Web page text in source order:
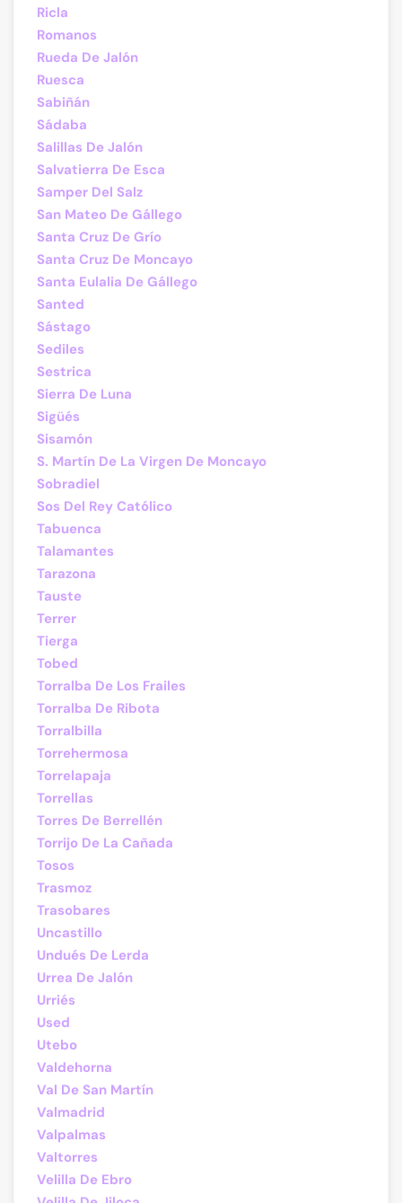
Ricla
Romanos
Rueda De Jalón
Ruesca
Sabiñán
Sádaba
Salillas De Jalón
Salvatierra De Esca
Samper Del Salz
San Mateo De Gállego
Santa Cruz De Grío
Santa Cruz De Moncayo
Santa Eulalia De Gállego
Santed
Sástago
Sediles
Sestrica
Sierra De Luna
Sigüés
Sisamón
S. Martín De La Virgen De Moncayo
Sobradiel
Sos Del Rey Católico
Tabuenca
Talamantes
Tarazona
Tauste
Terrer
Tierga
Tobed
Torralba De Los Frailes
Torralba De Ribota
Torralbilla
Torrehermosa
Torrelapaja
Torrellas
Torres De Berrellén
Torrijo De La Cañada
Tosos
Trasmoz
Trasobares
Uncastillo
Undués De Lerda
Urrea De Jalón
Urriés
Used
Utebo
Valdehorna
Val De San Martín
Valmadrid
Valpalmas
Valtorres
Velilla De Ebro